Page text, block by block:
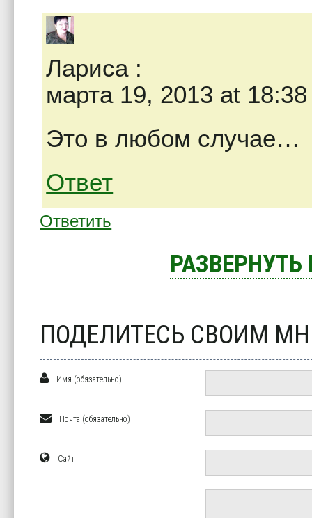
Лариса :
марта 19, 2013 at 18:38
Это в любом случае…
Ответ
Ответить
ПОДЕЛИТЕСЬ СВОИМ
Имя (обязательно)
Почта (обязательно)
Сайт